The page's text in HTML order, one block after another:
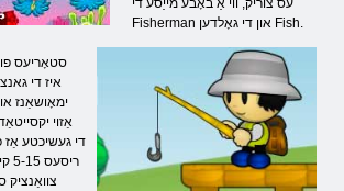
עס צוריק, ווי אַ באָבע מייַסע די
Fisherman און די גאָלדען Fish.
סטאָריעס
איז די
ימאָושאַנז
אַזוי
די געשיכטע אַז